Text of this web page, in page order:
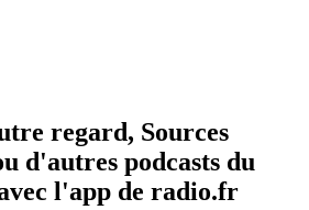
regard, Sources
d'autres podcasts du
l'app de radio.fr